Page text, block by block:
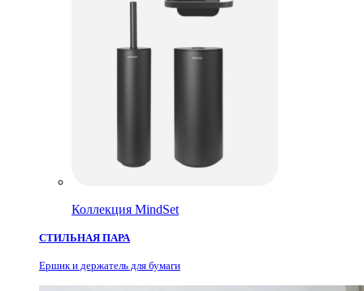
Коллекция MindSet
СТИЛЬНАЯ ПАРА
Ершик и держатель для бумаги